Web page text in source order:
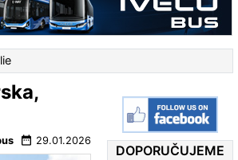
date_range 29.01.2026
DOPORUČUJEME